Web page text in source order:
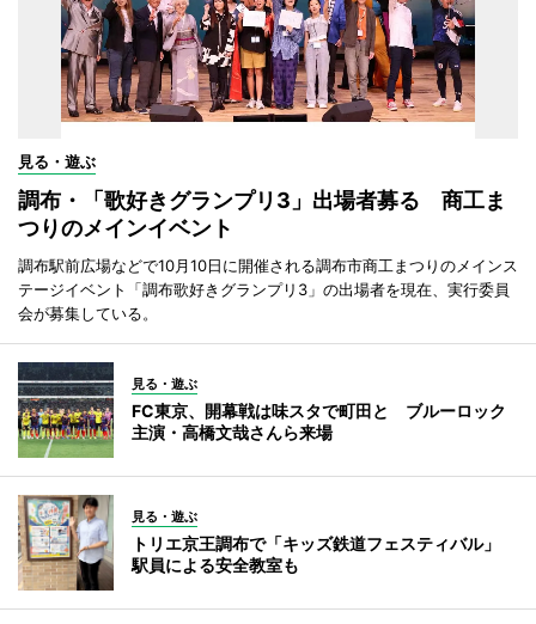
見る・遊ぶ
調布・「歌好きグランプリ3」出場者募る 商工ま
つりのメインイベント
調布駅前広場などで10月10日に開催される調布市商工まつりのメインス
テージイベント「調布歌好きグランプリ3」の出場者を現在、実行委員
会が募集している。
見る・遊ぶ
FC東京、開幕戦は味スタで町田と ブルーロック
主演・高橋文哉さんら来場
見る・遊ぶ
トリエ京王調布で「キッズ鉄道フェスティバル」
駅員による安全教室も